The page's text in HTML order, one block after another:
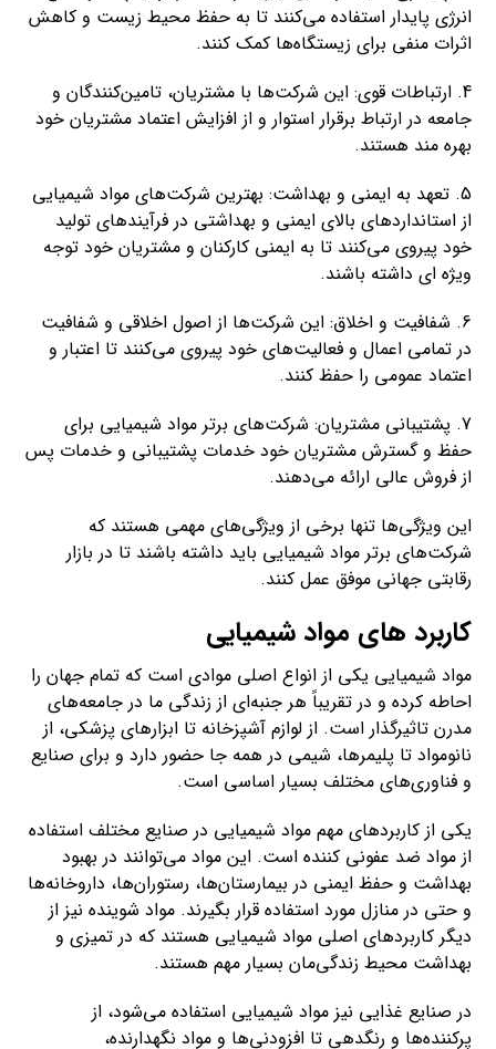
انرژی پایدار استفاده می‌کنند تا به حفظ محیط زیست و کاهش
اثرات منفی برای زیستگاه‌ها کمک کنند.
4. ارتباطات قوی: این شرکت‌ها با مشتریان، تامین‌کنندگان و
جامعه در ارتباط برقرار استوار و از افزایش اعتماد مشتریان خود
بهره مند هستند.
5. تعهد به ایمنی و بهداشت: بهترین شرکت‌های مواد شیمیایی
از استانداردهای بالای ایمنی و بهداشتی در فرآیندهای تولید
خود پیروی می‌کنند تا به ایمنی کارکنان و مشتریان خود توجه
ویژه ای داشته باشند.
6. شفافیت و اخلاق: این شرکت‌ها از اصول اخلاقی و شفافیت
در تمامی اعمال و فعالیت‌های خود پیروی می‌کنند تا اعتبار و
اعتماد عمومی را حفظ کنند.
7. پشتیبانی مشتریان: شرکت‌های برتر مواد شیمیایی برای
حفظ و گسترش مشتریان خود خدمات پشتیبانی و خدمات پس
از فروش عالی ارائه می‌دهند.
این ویژگی‌ها تنها برخی از ویژگی‌های مهمی هستند که
شرکت‌های برتر مواد شیمیایی باید داشته باشند تا در بازار
رقابتی جهانی موفق عمل کنند.
کاربرد های مواد شیمیایی
مواد شیمیایی یکی از انواع اصلی موادی است که تمام جهان را
احاطه کرده و در تقریباً هر جنبه‌ای از زندگی ما در جامعه‌های
مدرن تاثیرگذار است. از لوازم آشپزخانه تا ابزارهای پزشکی، از
نانومواد تا پلیمرها، شیمی در همه جا حضور دارد و برای صنایع
و فناوری‌های مختلف بسیار اساسی است.
یکی از کاربردهای مهم مواد شیمیایی در صنایع مختلف استفاده
از مواد ضد عفونی کننده است. این مواد می‌توانند در بهبود
بهداشت و حفظ ایمنی در بیمارستان‌ها، رستوران‌ها، داروخانه‌ها
و حتی در منازل مورد استفاده قرار بگیرند. مواد شوینده نیز از
دیگر کاربردهای اصلی مواد شیمیایی هستند که در تمیزی و
بهداشت محیط زندگی‌مان بسیار مهم هستند.
در صنایع غذایی نیز مواد شیمیایی استفاده می‌شود، از
پرکننده‌ها و رنگدهی تا افزودنی‌ها و مواد نگهدارنده،